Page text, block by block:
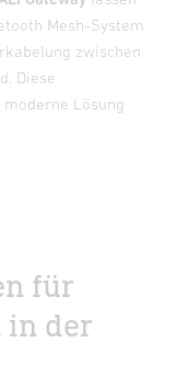
Mesh-System
zwischen
Diese
Lösung
für
in der